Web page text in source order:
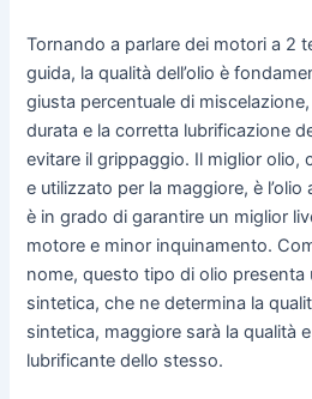
Tornando a parlare dei motori a 2
guida, la qualità dell’olio è
giusta percentuale di
durata e la corretta lubrificazione
evitare il grippaggio. Il miglior olio,
e utilizzato per la maggiore, è
è in grado di garantire un miglior
motore e minor inquinamento.
nome, questo tipo di olio presenta
sintetica, che ne determina la
sintetica, maggiore sarà la qualità
lubrificante dello stesso.